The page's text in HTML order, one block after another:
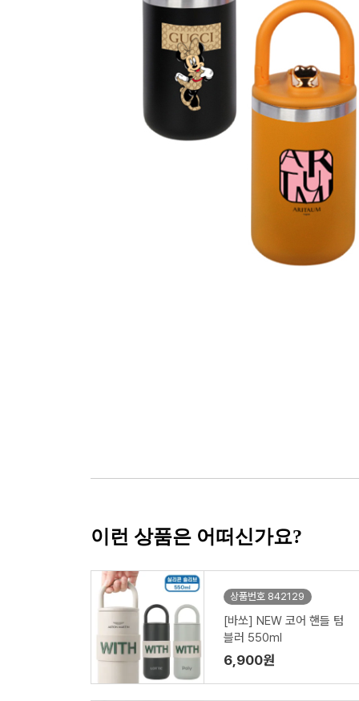
이런 상품은 어떠신가요?
상품번호 842129
[바쏘] NEW 코어 핸들 텀
블러 550ml
6,900원